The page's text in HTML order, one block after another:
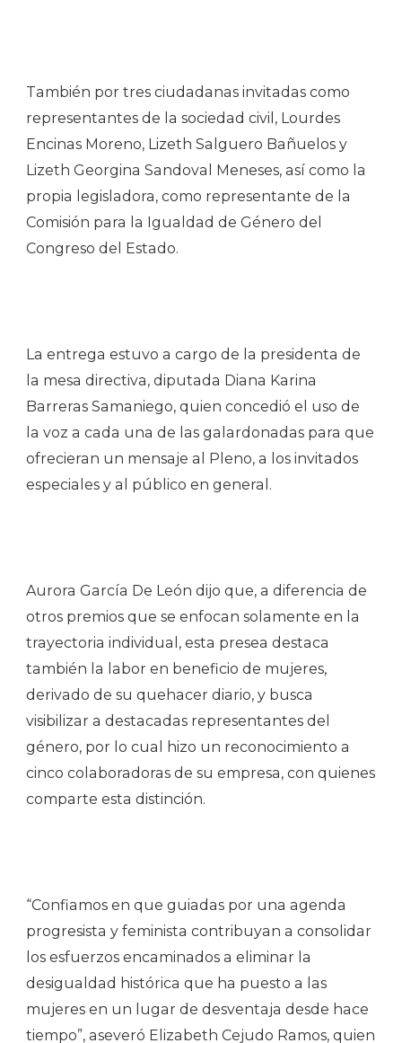
También por tres ciudadanas invitadas como
representantes de la sociedad civil, Lourdes
Encinas Moreno, Lizeth Salguero Bañuelos y
Lizeth Georgina Sandoval Meneses, así como la
propia legisladora, como representante de la
Comisión para la Igualdad de Género del
Congreso del Estado.
La entrega estuvo a cargo de la presidenta de
la mesa directiva, diputada Diana Karina
Barreras Samaniego, quien concedió el uso de
la voz a cada una de las galardonadas para que
ofrecieran un mensaje al Pleno, a los invitados
especiales y al público en general.
Aurora García De León dijo que, a diferencia de
otros premios que se enfocan solamente en la
trayectoria individual, esta presea destaca
también la labor en beneficio de mujeres,
derivado de su quehacer diario, y busca
visibilizar a destacadas representantes del
género, por lo cual hizo un reconocimiento a
cinco colaboradoras de su empresa, con quienes
comparte esta distinción.
“Confiamos en que guiadas por una agenda
progresista y feminista contribuyan a consolidar
los esfuerzos encaminados a eliminar la
desigualdad histórica que ha puesto a las
mujeres en un lugar de desventaja desde hace
tiempo”, aseveró Elizabeth Cejudo Ramos, quien